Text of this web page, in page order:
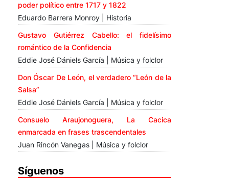
poder político entre 1717 y 1822
Eduardo Barrera Monroy | Historia
Gustavo Gutiérrez Cabello: el fidelísimo
romántico de la Confidencia
Eddie José Dániels García | Música y folclor
Don Óscar De León, el verdadero “León de la
Salsa”
Eddie José Dániels García | Música y folclor
Consuelo Araujonoguera, La Cacica
enmarcada en frases trascendentales
Juan Rincón Vanegas | Música y folclor
Síguenos